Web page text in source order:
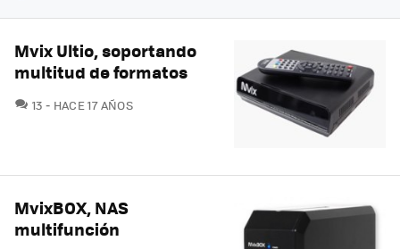
Mvix Ultio, soportando
multitud de formatos
13 COMENTARIOS
HACE 17 AÑOS
MvixBOX, NAS
multifunción